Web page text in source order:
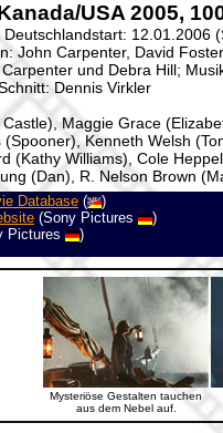
USA 2005,
12.01.2006
John Carpenter, David
und Debra Hill;
Dennis Virkler
Maggie Grace
(Spooner), Kenneth Welsh
(Kathy Williams), Cole
(Dan), R. Nelson Brown
Database (
)
(Sony Pictures
)
Pictures )
Mysteriöse Gestalten tauchen
aus dem Nebel auf.